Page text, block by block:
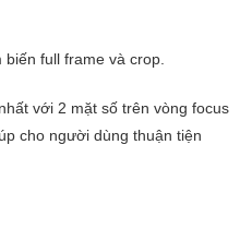
full frame và crop.
với 2 mặt số trên vòng focus
cho người dùng thuận tiện